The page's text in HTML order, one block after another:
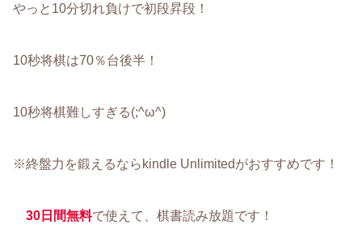
やっと10分切れ負けで初段昇段！
10秒将棋は70％台後半！
10秒将棋難しすぎる(;^ω^)
※終盤力を鍛えるならkindle Unlimitedがおすすめです！
30日間無料で使えて、棋書読み放題です！